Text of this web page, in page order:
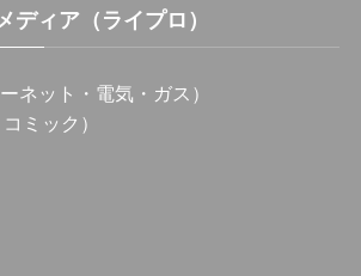
ィア（ライプロ）
ネット・電気・ガス）
ミック）